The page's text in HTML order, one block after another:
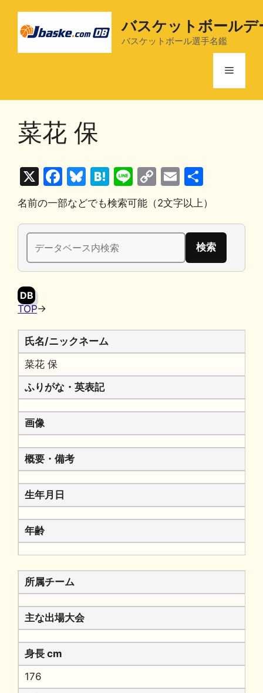
バスケットボールデ
バスケットボール選手名鑑
メ
菜花 保
X
F
a
c
e
b
o
Bl
u
e
s
k
y
H
at
e
n
a
Li
n
e
C
o
p
y
n
E
m
ai
l
有
名前の一部などでも検索可能（2文字以上）
検
索:
DB
TOP→
氏名/ニックネーム
菜花 保
ふりがな・英表記
画像
概要・備考
生年月日
年齢
所属チーム
主な出場大会
身長 cm
176